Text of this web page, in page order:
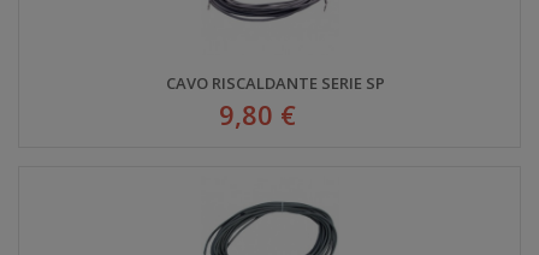
CAVO RISCALDANTE SERIE SP
9,80 €